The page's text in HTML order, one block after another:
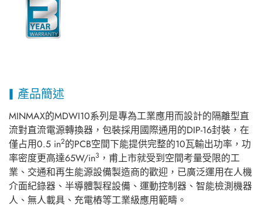
產品簡述
MINMAX的MDWI10系列是專為工業應用而設計的隔離型直
流對直流電源轉換器，包裝採用國際通用的DIP-16封裝，在
僅占用0.5 in2的PCB空間下能提供完整的10瓦輸出功率，功
率密度更高達65W/in3 ，甫上市就受到空間考量受限的工
業、交通和再生能源設備製造商的歡迎，已廣泛運用在人機
介面紀錄器、半導體製程設備、運動控制器、智能檢測機器
人、無人載具、充電樁等工業級應用範疇。